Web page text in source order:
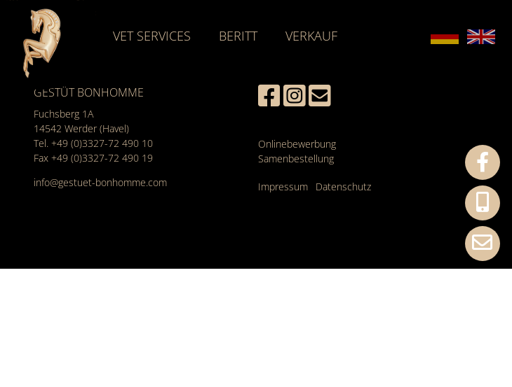
VET SERVICES BERITT VERKAUF
GESTÜT BONHOMME
Fuchsberg 1A
14542 Werder (Havel)
Tel. +49 (0)3327-72 490 10
Fax +49 (0)3327-72 490 19
info@gestuet-bonhomme.com
Onlinebewerbung
Samenbestellung
Impressum Datenschutz